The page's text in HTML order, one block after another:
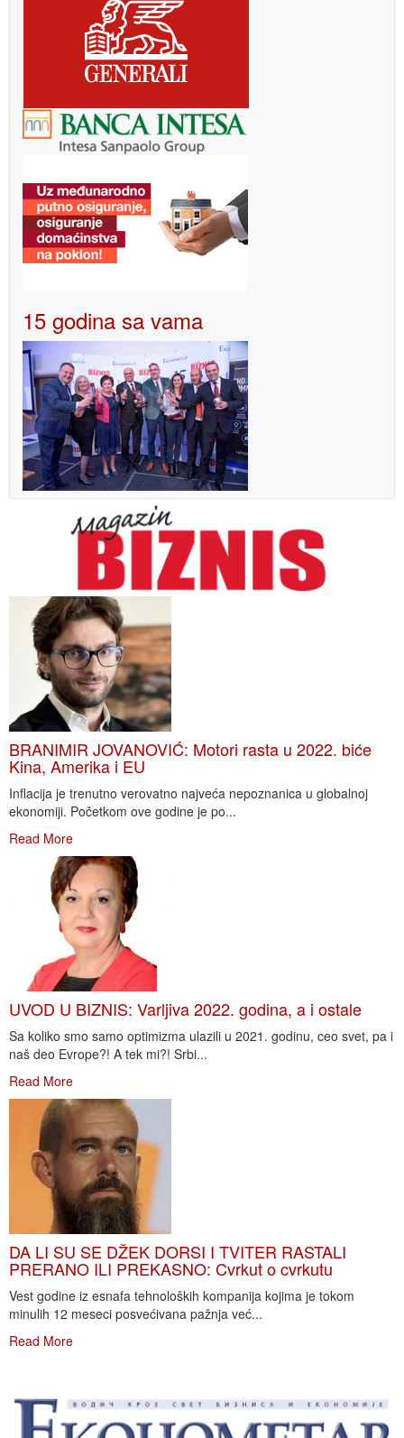
15 godina sa vama
BRANIMIR JOVANOVIĆ: Motori rasta u 2022. biće
Kina, Amerika i EU
Inflacija je trenutno verovatno najveća nepoznanica u globalnoj
ekonomiji. Početkom ove godine je po...
Read More
UVOD U BIZNIS: Varljiva 2022. godina, a i ostale
Sa koliko smo samo optimizma ulazili u 2021. godinu, ceo svet, pa i
naš deo Evrope?! A tek mi?! Srbi...
Read More
DA LI SU SE DŽEK DORSI I TVITER RASTALI
PRERANO ILI PREKASNO: Cvrkut o cvrkutu
Vest godine iz esnafa tehnoloških kompanija kojima je tokom
minulih 12 meseci posvećivana pažnja već...
Read More